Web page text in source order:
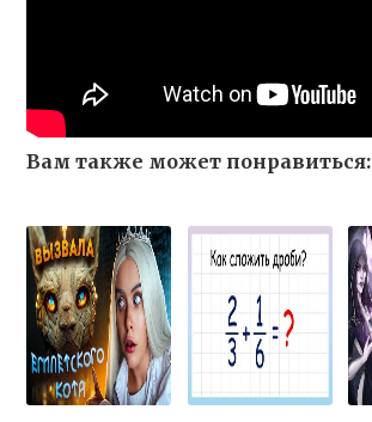
Вам также может понравиться: